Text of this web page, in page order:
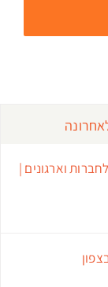
וארגונים |